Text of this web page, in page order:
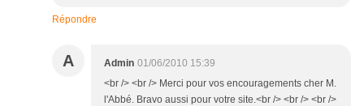
Répondre
A Admin 01/06/2010 15:39
<br /> <br /> Merci pour vos encouragements cher M.
l'Abbé. Bravo aussi pour votre site.<br /> <br /> <br />